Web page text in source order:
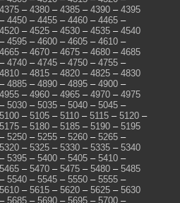
4375 – 4380 – 4385 – 4390 – 4395
– 4450 – 4455 – 4460 – 4465 –
4520 – 4525 – 4530 – 4535 – 4540
– 4595 – 4600 – 4605 – 4610 –
4665 – 4670 – 4675 – 4680 – 4685
– 4740 – 4745 – 4750 – 4755 –
4810 – 4815 – 4820 – 4825 – 4830
– 4885 – 4890 – 4895 – 4900 –
4955 – 4960 – 4965 – 4970 – 4975
– 5030 – 5035 – 5040 – 5045 –
5100 – 5105 – 5110 – 5115 – 5120 –
5175 – 5180 – 5185 – 5190 – 5195
– 5250 – 5255 – 5260 – 5265 –
5320 – 5325 – 5330 – 5335 – 5340
– 5395 – 5400 – 5405 – 5410 –
5465 – 5470 – 5475 – 5480 – 5485
– 5540 – 5545 – 5550 – 5555 –
5610 – 5615 – 5620 – 5625 – 5630
– 5685 – 5690 – 5695 – 5700 –